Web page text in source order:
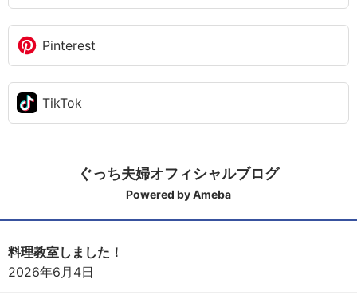
Pinterest
TikTok
ぐっち夫婦オフィシャルブログ
Powered by Ameba
料理教室しました！
2026年6月4日